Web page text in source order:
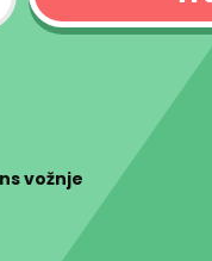
vožnje